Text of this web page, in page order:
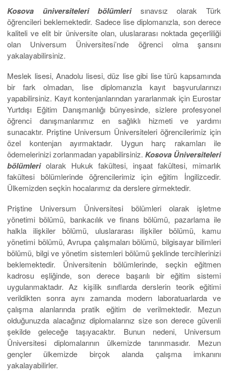
Kosova üniversiteleri bölümlerisınavsız olarak Türk
öğrencileri beklemektedir. Sadece lise diplomanızla, son derece
kaliteli ve elit bir üniversite olan, uluslararası noktada geçerliliği
olan Universum Üniversitesi’nde öğrenci olma şansını
yakalayabilirsiniz.
Meslek lisesi, Anadolu lisesi, düz lise gibi lise türü kapsamında
bir fark olmadan, lise diplomanızla kayıt başvurularınızı
yapabilirsiniz. Kayıt kontenjanlarından yararlanmak için Eurostar
Yurtdışı Eğitim Danışmanlığı bünyesinde, sizlere profesyonel
öğrenci danışmanlarımız en sağlıklı hizmeti ve yardımı
sunacaktır. Priştine Universum Üniversiteleri öğrencilerimiz için
özel kontenjan ayırmaktadır. Uygun harç rakamları ile
ödemelerinizi zorlanmadan yapabilirsiniz. Kosova Üniversiteleri
bölümleriolarak Hukuk fakültesi, inşaat fakültesi, mimarlık
fakültesi bölümlerinde öğrencilerimiz için eğitim İngilizcedir.
Ülkemizden seçkin hocalarımız da derslere girmektedir.
Priştine Universum Üniversitesi bölümleri olarak işletme
yönetimi bölümü, bankacılık ve finans bölümü, pazarlama ile
halkla ilişkiler bölümü, uluslararası ilişkiler bölümü, kamu
yönetimi bölümü, Avrupa çalışmaları bölümü, bilgisayar bilimleri
bölümü, bilgi ve yönetim sistemleri bölümü şeklinde tercihlerinizi
beklemektedir. Üniversitenin bölümlerinde, seçkin eğitmen
kadrosu eşliğinde, son derece başarılı bir eğitim sistemi
uygulanmaktadır. Az kişilik sınıflarda derslerin teorik eğitimi
verildikten sonra aynı zamanda modern laboratuarlarda ve
çalışma alanlarında pratik eğitim de verilmektedir. Mezun
olduğunuzda alacağınız diplomalarınız size son derece güvenli
şekilde geleceğe taşıyacaktır. Bunun nedeni, Universum
Üniversitesi diplomalarının ülkemizde tanınmasıdır. Mezun
gençler ülkemizde birçok alanda çalışma imkanını
yakalayabilirler.